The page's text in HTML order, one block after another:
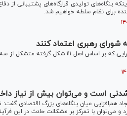
بنگاه‌های تولیدی قرارگاه‌های پشتیبانی
برای نظام سلطه خواهیم شد.
شورای رهبری اعتماد کنند
مشاور رهبر شهید انقلاب اسلامی گفت: شورایی
است و می‌توان بیش از نیاز
هم‌افزایی میان بنگاه‌های بزرگ اقتصادی
می‌توان با تمرکز بر مشکلات حادث در این